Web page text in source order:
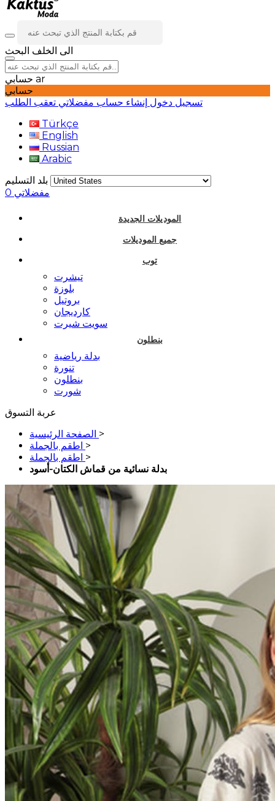
الى الخلف البحث
ar
حسابي
تسجيل دخول إنشاء حساب مفضلاتي تعقب الطلب
Türkçe
English
Russian
Arabic
بلد التسليم
مفضلاتي 0
الموديلات الجديدة
جميع الموديلات
توب
تيشرت
بلوزة
بروتيل
كارديجان
سويت شيرت
بنطلون
بدلة رياضية
تنورة
بنطلون
شورت
عربة التسوق
الصفحة الرئيسية >
اطقم بالجملة >
اطقم بالجملة >
بدلة نسائية من قماش الكتان-أسود